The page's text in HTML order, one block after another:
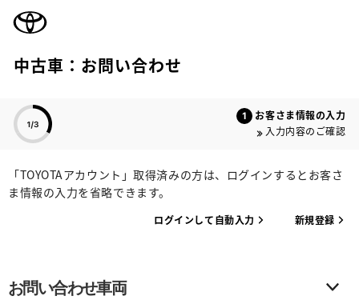
中古車：お問い合わせ
お客さま情報の入力
入力内容のご確認
「TOYOTAアカウント」取得済みの方は、ログインするとお客さ
ま情報の入力を省略できます。
ログインして自動入力 新規登録
お問い合わせ車両